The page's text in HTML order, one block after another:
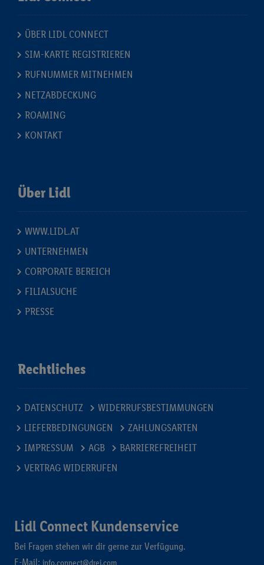
ÜBER LIDL CONNECT
SIM-KARTE REGISTRIEREN
RUFNUMMER MITNEHMEN
NETZABDECKUNG
ROAMING
KONTAKT
Über Lidl
WWW.LIDL.AT
UNTERNEHMEN
CORPORATE BEREICH
FILIALSUCHE
PRESSE
Rechtliches
DATENSCHUTZ
WIDERRUFSBESTIMMUNGEN
LIEFERBEDINGUNGEN
ZAHLUNGSARTEN
IMPRESSUM
AGB
BARRIEREFREIHEIT
VERTRAG WIDERRUFEN
Lidl Connect Kundenservice
Bei Fragen stehen wir dir gerne zur Verfügung.
E-Mail: info.connect@drei.com